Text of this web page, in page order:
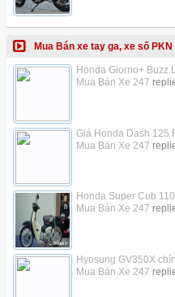
Mua Bán xe tay ga, xe số PKN
Honda Giorno+ Buzz
Mua Bán Xe 247
Giá Honda Dash 125
Mua Bán Xe 247
Honda Super Cub
Mua Bán Xe 247
Hyosung GV350X
Mua Bán Xe 247